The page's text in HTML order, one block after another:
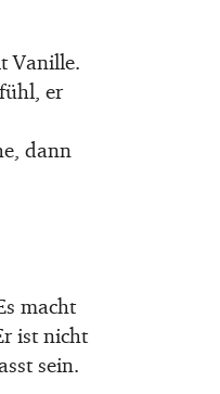
Vanille.
er
dann
macht
ist nicht
sein.